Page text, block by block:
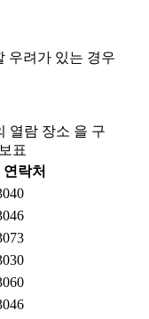
우려가 있는 경우
열람 장소 을 구
표
연락처